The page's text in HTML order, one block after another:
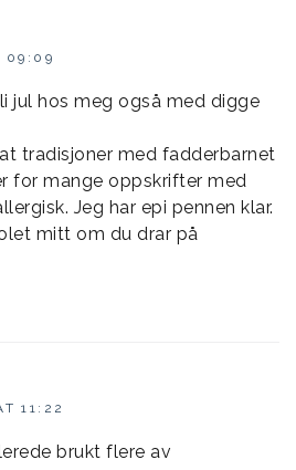
09:09
jul hos meg også med digge
tradisjoner med fadderbarnet
for mange oppskrifter med
Jeg har epi pennen klar.
mitt om du drar på
11:22
brukt flere av